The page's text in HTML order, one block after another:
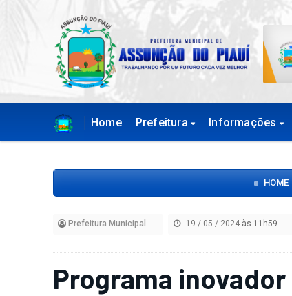
Home Prefeitura Informações
HOME
Prefeitura Municipal 19 / 05 / 2024 às 11h59
Programa